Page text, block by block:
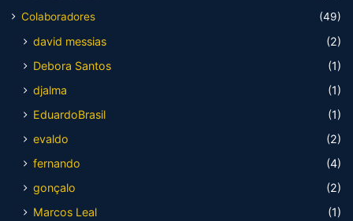
Colaboradores (49)
david messias
(2)
Debora Santos
(1)
djalma
(1)
EduardoBrasil
(1)
evaldo
(2)
fernando
(4)
gonçalo
(2)
Marcos Leal
(1)